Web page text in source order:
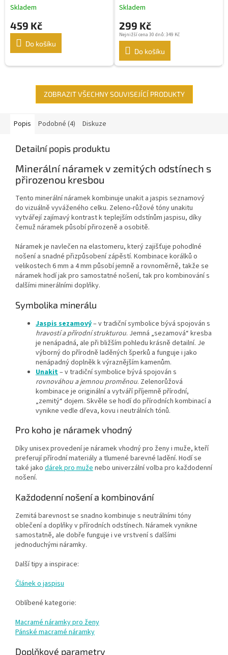
stříbrnými komponenty
Skladem
459 Kč
Do košíku
Skladem
299 Kč
Nejnižší cena 30 dnů: 349 Kč
Do košíku
ZOBRAZIT VŠECHNY SOUVISEJÍCÍ PRODUKTY
Popis Podobné (4) Diskuze
Detailní popis produktu
Minerální náramek v zemitých odstínech s
přirozenou kresbou
Tento minerální náramek kombinuje unakit a jaspis seznamový
do vizuálně vyváženého celku. Zeleno-růžové tóny unakitu
vytvářejí zajímavý kontrast k teplejším odstínům jaspisu, díky
čemuž náramek působí přirozeně a osobitě.
Náramek je navlečen na elastomeru, který zajišťuje pohodlné
nošení a snadné přizpůsobení zápěstí. Kombinace korálků o
velikostech 6 mm a 4 mm působí jemně a rovnoměrně, takže se
náramek hodí jak pro samostatné nošení, tak pro kombinování s
dalšími minerálními doplňky.
Symbolika minerálu
Jaspis sezamový– v tradiční symbolice bývá spojován s
hravostí a přírodní strukturou. Jemná „sezamová“ kresba
je nenápadná, ale při bližším pohledu krásně detailní. Je
výborný do přírodně laděných šperků a funguje i jako
nenápadný doplněk k výraznějším kamenům.
Unakit– v tradiční symbolice bývá spojován s
rovnováhou a jemnou proměnou. Zelenorůžová
kombinace je originální a vytváří příjemně přírodní,
„zemitý“ dojem. Skvěle se hodí do přírodních kombinací a
vynikne vedle dřeva, kovu i neutrálních tónů.
Pro koho je náramek vhodný
Díky unisex provedení je náramek vhodný pro ženy i muže, kteří
preferují přírodní materiály a tlumené barevné ladění. Hodí se
také jako dárek pro muže nebo univerzální volba pro každodenní
nošení.
Každodenní nošení a kombinování
Zemitá barevnost se snadno kombinuje s neutrálními tóny
oblečení a doplňky v přírodních odstínech. Náramek vynikne
samostatně, ale dobře funguje i ve vrstvení s dalšími
jednoduchými náramky.
Další tipy a inspirace:
Článek o jaspisu
Oblíbené kategorie:
Macramé náramky pro ženy
Pánské macramé náramky
Doplňkové parametry